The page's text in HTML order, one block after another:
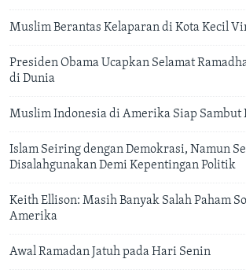
Muslim Berantas Kelaparan di Kota Kecil
Presiden Obama Ucapkan Selamat
di Dunia
Muslim Indonesia di Amerika Siap Sambut
Islam Seiring dengan Demokrasi, Namun
Disalahgunakan Demi Kepentingan Politik
Keith Ellison: Masih Banyak Salah Paham
Amerika
Awal Ramadan Jatuh pada Hari Senin